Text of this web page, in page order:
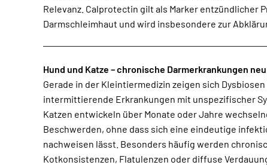
Relevanz. Calprotectin gilt als Marker entzündlicher
Darmschleimhaut und wird insbesondere zur
deutlich umfassendere Einschätzung von
Hund und Katze – chronische Darmerkrankungen
Gerade in der Kleintiermedizin zeigen sich
intermittierende Erkrankungen mit unspezifischer
Katzen entwickeln über Monate oder Jahre
Beschwerden, ohne dass sich eine eindeutige
nachweisen lässt. Besonders häufig werden
Kotkonsistenzen, Flatulenzen oder diffuse
molekularbiologische Mikrobiomdiagnostik
Veränderungen innerhalb des Darmmilieus
entzündlichen Darmerkrankungen, Verdacht auf erhöhte
oder nach Antibiosen kann die Kombination aus
Calprotectin wertvolle
Kleintiergastroenterologie betrachtet den Darm